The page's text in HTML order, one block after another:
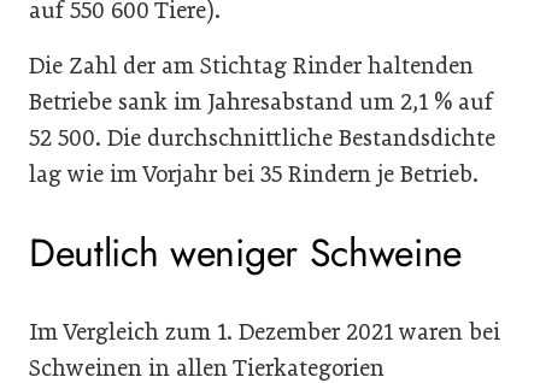
auf 550 600 Tiere).
Die Zahl der am Stichtag Rinder haltenden
Betriebe sank im Jahresabstand um 2,1 % auf
52 500. Die durchschnittliche Bestandsdichte
lag wie im Vorjahr bei 35 Rindern je Betrieb.
Deutlich weniger Schweine
Im Vergleich zum 1. Dezember 2021 waren bei
Schweinen in allen Tierkategorien